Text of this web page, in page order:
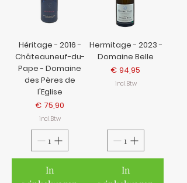
Héritage - 2016 -
Châteauneuf-du-
Pape - Domaine
des Pères de
l'Eglise
Prijs
€ 75,90
incl.Btw
In
Hermitage - 2023 -
Domaine Belle
Prijs
€ 94,95
incl.Btw
In